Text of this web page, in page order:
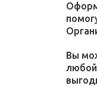
Вы
любой